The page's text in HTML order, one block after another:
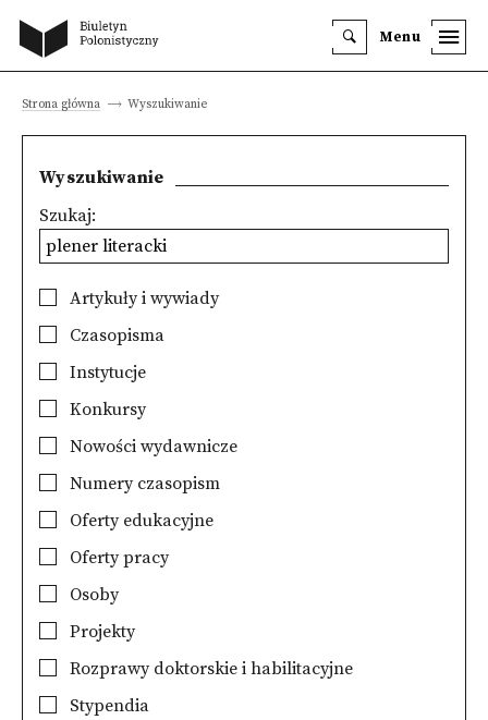
Menu
Strona główna Wyszukiwanie
Wyszukiwanie
Szukaj:
Artykuły i wywiady
Czasopisma
Instytucje
Konkursy
Nowości wydawnicze
Numery czasopism
Oferty edukacyjne
Oferty pracy
Osoby
Projekty
Rozprawy doktorskie i habilitacyjne
Stypendia